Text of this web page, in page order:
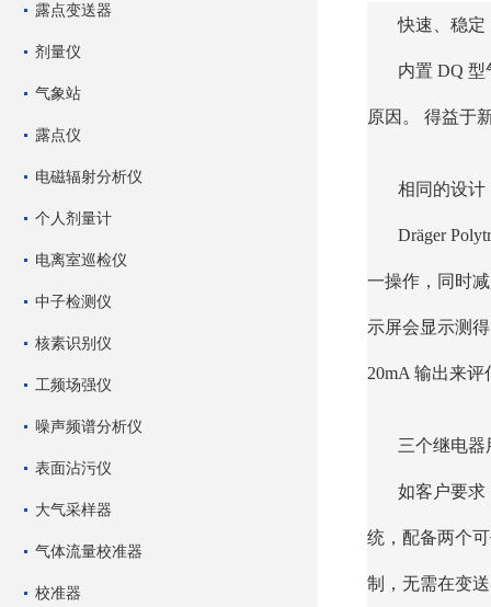
露点变送器
剂量仪
气象站
露点仪
电磁辐射分析仪
个人剂量计
电离室巡检仪
中子检测仪
核素识别仪
工频场强仪
噪声频谱分析仪
表面沾污仪
大气采样器
气体流量校准器
校准器
快速、稳定
内置 DQ
原因。 得益于
相同的设计
Dräger
一操作，同时
示屏会显示测
20mA 输出来
三个继电
如客户要求
统，配备两个
制，无需在变